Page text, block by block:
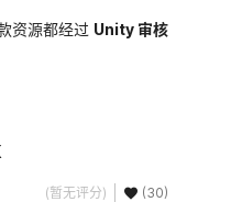
资源都经过 Unity 审核
(暂无评分) (30)